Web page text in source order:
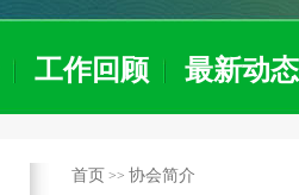
工作回顾 最新动态
首页 >> 协会简介